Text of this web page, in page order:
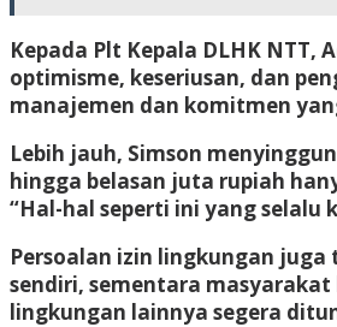
Kepada Plt Kepala DLHK
optimisme, keseriusan, dan
manajemen dan komitmen
Lebih jauh, Simson
hingga belasan juta rupiah
“Hal-hal seperti ini yang
Persoalan izin lingkungan
sendiri, sementara
lingkungan lainnya segera